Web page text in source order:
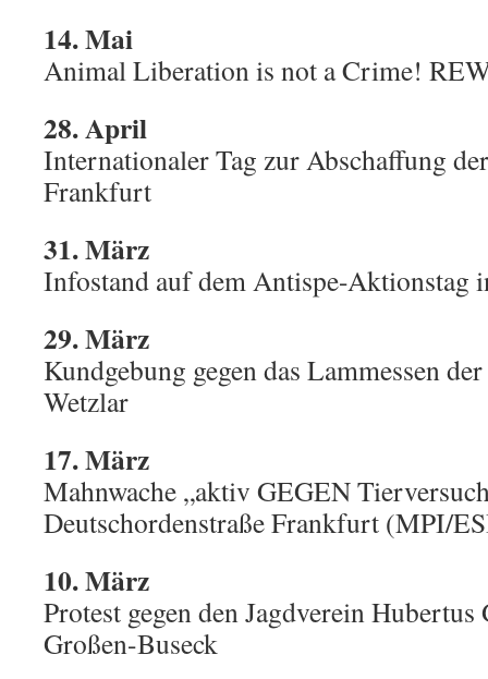
14. Mai
Animal Liberation is not a Crime!
28. April
Internationaler Tag zur Abschaffung
Frankfurt
31. März
Infostand auf dem Antispe-Aktionstag
29. März
Kundgebung gegen das Lammessen
Wetzlar
17. März
Mahnwache „aktiv GEGEN
Deutschordenstraße Frankfurt (MPI/
10. März
Protest gegen den Jagdverein
Großen-Buseck